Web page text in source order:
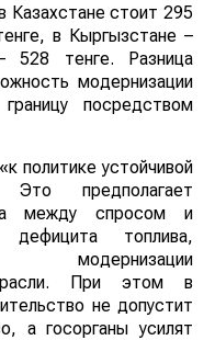
Казахстане стоит 295
в Кыргызстане –
528 тенге. Разница
модернизации
посредством
политике устойчивой
Это предполагает
между спросом и
дефицита топлива,
При этом в
не допустит
а госорганы усилят